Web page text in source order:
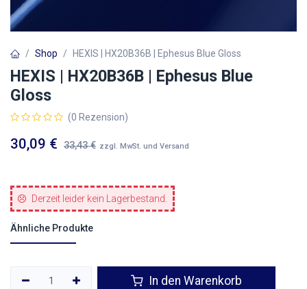
Shop HEXIS | HX20B36B | Ephesus Blue Gloss
HEXIS | HX20B36B | Ephesus Blue
Gloss
(0 Rezension)
30,09 € 33,43€ zzgl. MwSt. und Versand
Derzeit leider kein Lagerbestand.
Ähnliche Produkte
In den Warenkorb